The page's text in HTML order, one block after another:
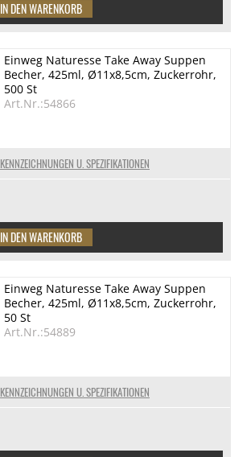
KENNZEICHNUNGEN U. SPEZIFIKATIONEN
Einweg Naturesse Take Away Suppen
Becher, 425ml, Ø11x8,5cm, Zuckerrohr,
500 St
Art.Nr.:54866
KENNZEICHNUNGEN U. SPEZIFIKATIONEN
Einweg Naturesse Take Away Suppen
Becher, 425ml, Ø11x8,5cm, Zuckerrohr,
50 St
Art.Nr.:54889